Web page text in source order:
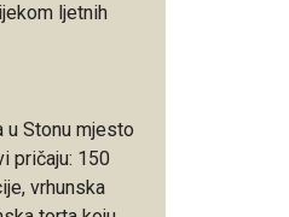
ljetnih
u Stonu mjesto
pričaju: 150
vrhunska